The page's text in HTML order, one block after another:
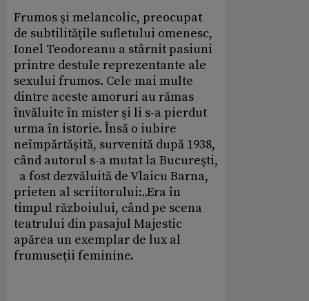
Frumos şi melancolic, preocupat
de subtilităţile sufletului omenesc,
Ionel Teodoreanu a stârnit pasiuni
printre destule reprezentante ale
sexului frumos. Cele mai multe
dintre aceste amoruri au rămas
învăluite în mister şi li s-a pierdut
urma în istorie. Însă o iubire
neîmpărtăşită, survenită după 1938,
când autorul s-a mutat la Bucureşti,
a fost dezvăluită de Vlaicu Barna,
prieten al scriitorului:„Era în
timpul războiului, când pe scena
teatrului din pasajul Majestic
apărea un exemplar de lux al
frumuseţii feminine.